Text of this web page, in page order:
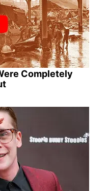
Completely